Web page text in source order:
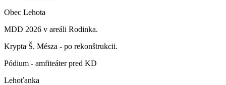
Obec Lehota
MDD 2026 v areáli Rodinka.
Krypta Š. Mésza - po rekonštrukcii.
Pódium - amfiteáter pred KD
Lehoťanka